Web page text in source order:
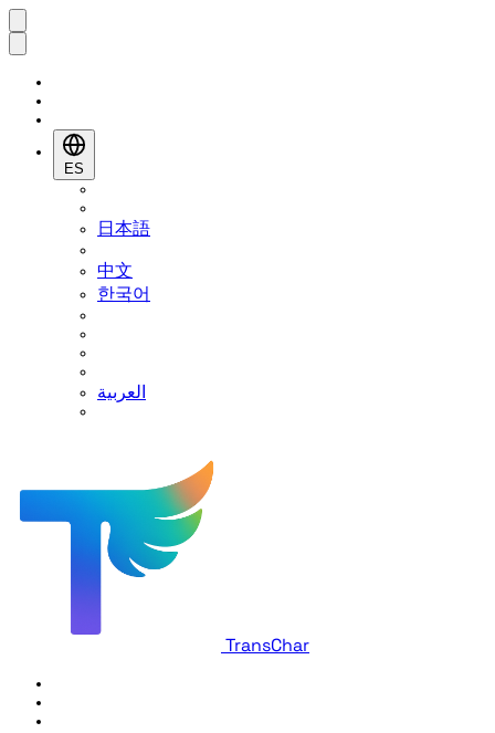
ES
日本語
中文
한국어
العربية
TransChar